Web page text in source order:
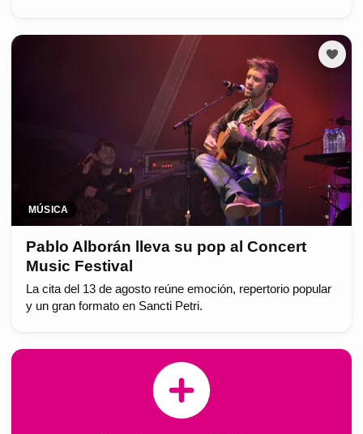
MÚSICA
Pablo Alborán lleva su pop al Concert
Music Festival
La cita del 13 de agosto reúne emoción, repertorio popular
y un gran formato en Sancti Petri.